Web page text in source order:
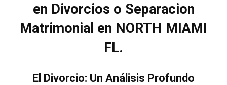
en Divorcios o Separacion
Matrimonial en NORTH MIAMI
FL.
El Divorcio: Un Análisis Profundo